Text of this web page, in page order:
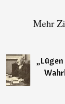
Mehr
„